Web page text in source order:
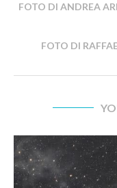
FOTO DI ANDREA
FOTO DI